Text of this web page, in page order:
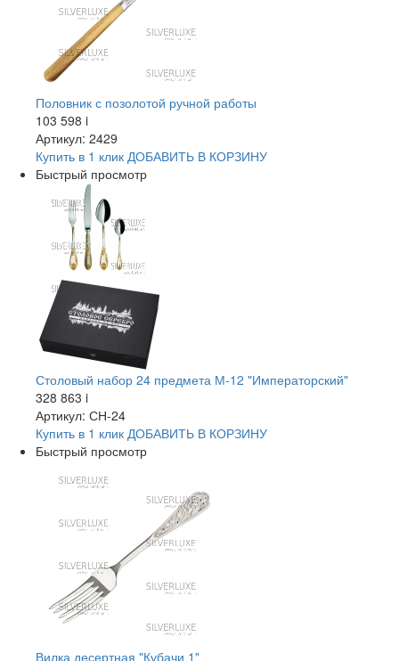
Половник с позолотой ручной работы
103 598 i
Артикул: 2429
Купить в 1 клик ДОБАВИТЬ В КОРЗИНУ
Быстрый просмотр
Столовый набор 24 предмета М-12 "Императорский"
328 863 i
Артикул: СН-24
Купить в 1 клик ДОБАВИТЬ В КОРЗИНУ
Быстрый просмотр
Вилка десертная "Кубачи 1"